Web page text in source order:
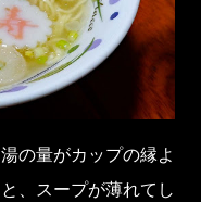
の量がカップの縁よ
、スープが薄れてし